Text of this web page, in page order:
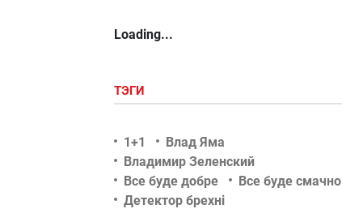
Loading...
ТЭГИ
1+1
Влад Яма
Владимир Зеленский
Все буде добре
Все буде смачно
Детектор брехні